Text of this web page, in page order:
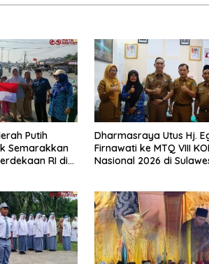
Putih
Semarakkan
RI di
Dharmasraya Utus Hj.
Firnawati ke MTQ VIII
Nasional 2026 di